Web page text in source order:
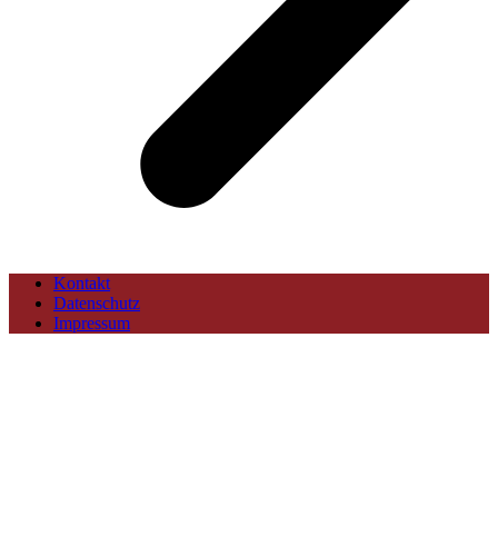
Kontakt
Datenschutz
Impressum